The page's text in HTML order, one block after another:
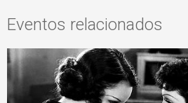
Eventos relacionados